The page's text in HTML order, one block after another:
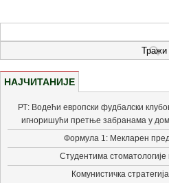
НАЈЧИТАНИЈЕ
РТ: Водећи европски фудбалски
игноришући претње забранама у
Формула 1: Мекларен
Студентима
Комунистичка